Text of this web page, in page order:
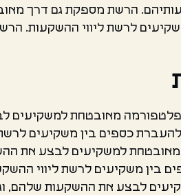
הרשת מספקת גם דרך
לרשת ליווי ההשקעות.
פלטפורמה מאובטחת
כספים בין משקיעים לרשת
למשקיעים לבצע את
משקיעים לרשת ליווי
לבצע את ההשקעות שלהם,